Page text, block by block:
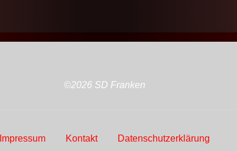
©2026 SD Franken
Impressum Kontakt Datenschutzerklärung